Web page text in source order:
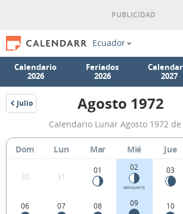
Ecuador
Calendario
2026
Feriados
2026
2027
Julio
1972
Calendario
Lunar
Agosto
1972
de
Ecuador.
Agosto 1972
Calendario Lunar Agosto 1972
Dom Lun Mar Mié Jue
30 31
01 02
MENGUANTE
03
06 07 08 09 10